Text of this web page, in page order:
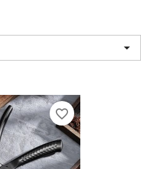

favorite_border